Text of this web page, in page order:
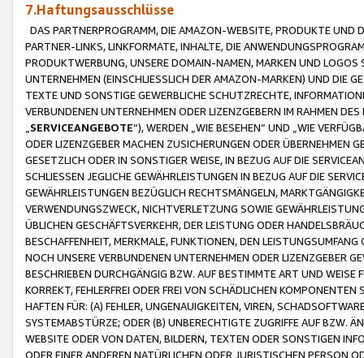
7.Haftungsausschlüsse
DAS PARTNERPROGRAMM, DIE AMAZON-WEBSITE, PRODUKTE UND
PARTNER-LINKS, LINKFORMATE, INHALTE, DIE
PRODUKTWERBUNG, UNSERE DOMAIN-NAMEN, MARKEN UND
UNTERNEHMEN (EINSCHLIESSLICH DER AMAZON-MARKEN) UND DIE
TEXTE UND SONSTIGE GEWERBLICHE SCHUTZRECHTE,
VERBUNDENEN UNTERNEHMEN ODER LIZENZGEBERN IM RAHMEN
SERVICEANGEBOTE“), WERDEN „WIE BESEHEN“ UND „WIE
ODER LIZENZGEBER MACHEN ZUSICHERUNGEN ODER ÜBERNEHMEN
GESETZLICH ODER IN SONSTIGER WEISE, IN BEZUG AUF DIE
SCHLIESSEN JEGLICHE GEWÄHRLEISTUNGEN IN BEZUG AUF DIE
GEWÄHRLEISTUNGEN BEZÜGLICH RECHTSMÄNGELN,
VERWENDUNGSZWECK, NICHTVERLETZUNG SOWIE
ÜBLICHEN GESCHÄFTSVERKEHR, DER LEISTUNG ODER
BESCHAFFENHEIT, MERKMALE, FUNKTIONEN, DEN
NOCH UNSERE VERBUNDENEN UNTERNEHMEN ODER LIZENZGEBER
BESCHRIEBEN DURCHGÄNGIG BZW. AUF BESTIMMTE ART UND
KORREKT, FEHLERFREI ODER FREI VON SCHÄDLICHEN
HAFTEN FÜR: (A) FEHLER, UNGENAUIGKEITEN, VIREN,
SYSTEMABSTÜRZE; ODER (B) UNBERECHTIGTE ZUGRIFFE AUF BZW.
WEBSITE ODER VON DATEN, BILDERN, TEXTEN ODER SONSTIGEN
ODER EINER ANDEREN NATÜRLICHEN ODER JURISTISCHEN PERSON